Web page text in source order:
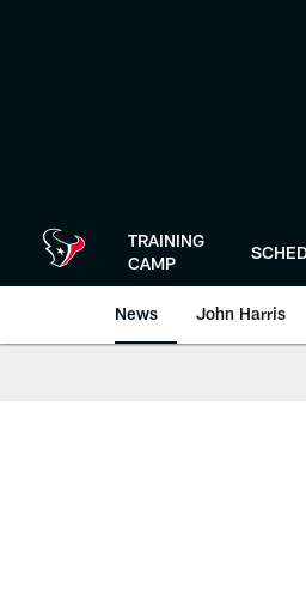
TRAINING
CAMP
News John Harris